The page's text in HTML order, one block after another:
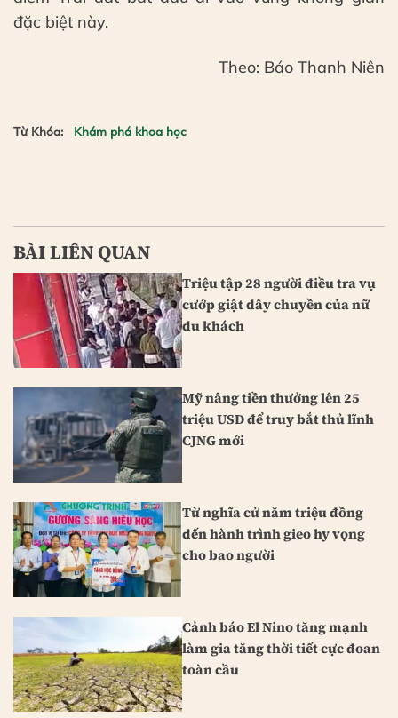
đặc biệt này.
Theo: Báo Thanh Niên
Từ Khóa: Khám phá khoa học
BÀI LIÊN QUAN
Triệu tập 28 người điều tra vụ
cướp giật dây chuyền của nữ
du khách
Mỹ nâng tiền thưởng lên 25
triệu USD để truy bắt thủ lĩnh
CJNG mới
Từ nghĩa cử năm triệu đồng
đến hành trình gieo hy vọng
cho bao người
Cảnh báo El Nino tăng mạnh
làm gia tăng thời tiết cực đoan
toàn cầu